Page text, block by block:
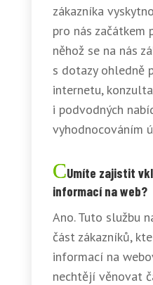
zákazníka
pro nás začátkem
něhož se na nás
s dotazy ohledně
internetu,
i podvodných
vyhodnocováním
Umíte zajistit
informací na web?
Ano. Tuto službu
část zákazníků,
informací na
nechtějí věnovat